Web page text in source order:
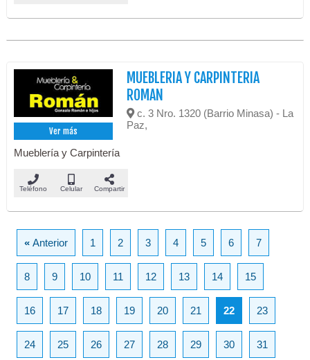
Ver más
MUEBLERIA Y CARPINTERIA
ROMAN
c. 3 Nro. 1320 (Barrio Minasa) - La
Paz,
Mueblería y Carpintería
Teléfono Celular Compartir
«Anterior 1 2 3 4 5 6 7
8 9 10 11 12 13 14 15
16 17 18 19 20 21 22 23
24 25 26 27 28 29 30 31